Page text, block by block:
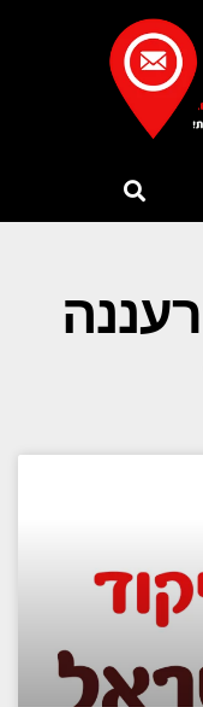
החרושת 14 רעננה